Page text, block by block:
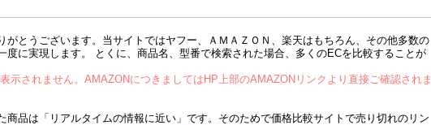
がとうございます。当サイトではヤフー、ＡＭＡＺＯＮ、楽天はもちろん、その他多数の
度に実現します。 とくに、商品名、型番で検索された場合、多くのECを比較することが
示されません。AMAZONにつきましてはHP上部のAMAZONリンクより直接ご確認されま
品は「リアルタイムの情報に近い」です。そのためで価格比較サイトで売り切れのリン